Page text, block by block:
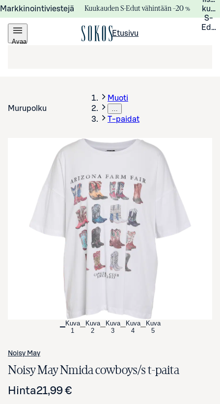
Markkinointiviestejä Kuukauden S-Edut vähintään –20 %
S-
Avaa
Etusivu
Murupolku
Muoti
…
T-paidat
Avaa tuotekuva suurennettuna
Kuva
1
Kuva
2
Kuva
3
Kuva
4
Kuva
5
Noisy May
Noisy May Nmida cowboys/s t-paita
Hinta21,99 €